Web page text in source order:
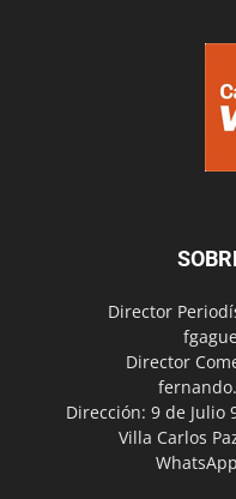
Director
Director
Dirección: 9 de Julio
Villa Carlos